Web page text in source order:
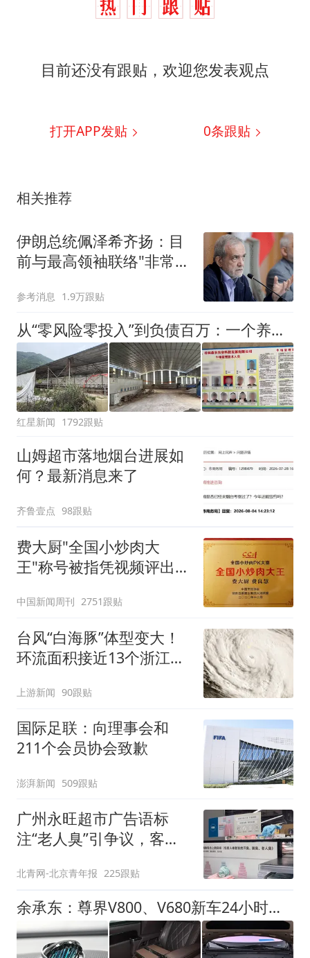
目前还没有跟贴，欢迎您发表观点
打开APP发贴 0条跟贴
相关推荐
伊朗总统佩泽希齐扬：目
前与最高领袖联络"非常困
参考消息 1.9万跟贴
从“零风险零投入”到负债百万：一个养牛项目崩盘后，谁该为农户的贷款买单丨红星调查
红星新闻 1792跟贴
山姆超市落地烟台进展如
何？最新消息来了
齐鲁壹点 98跟贴
费大厨"全国小炒肉大
王"称号被指凭视频评出
中国新闻周刊 2751跟贴
台风“白海豚”体型变大！
环流面积接近13个浙江那
上游新闻 90跟贴
国际足联：向理事会和
211个会员协会致歉
澎湃新闻 509跟贴
广州永旺超市广告语标
注“老人臭”引争议，客服
北青网-北京青年报 225跟贴
余承东：尊界V800、V680新车24小时大定突破3500台